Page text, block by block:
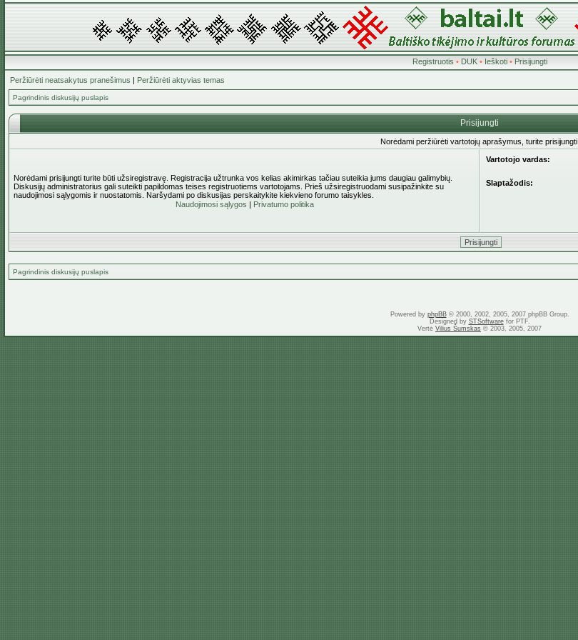
Registruotis • DUK• Ieškoti• Prisijungti
Peržiūrėti neatsakytus pranešimus | Peržiūrėti aktyvias temas
Pagrindinis diskusijų puslapis
Prisijungti
Norėdami peržiūrėti vartotojų aprašymus, turite prisijungti.
Norėdami prisijungti turite būti užsiregistravę. Registracija užtrunka vos kelias akimirkas tačiau suteikia jums daugiau galimybių.
Diskusijų administratorius gali suteikti papildomas teises registruotiems vartotojams. Prieš užsiregistruodami susipažinkite su
naudojimosi sąlygomis ir nuostatomis. Naršydami po diskusijas perskaitykite kiekvieno forumo taisykles.
Naudojimosi sąlygos | Privatumo politika
Vartotojo vardas:
Slaptažodis:
Pagrindinis diskusijų puslapis
Powered by phpBB© 2000, 2002, 2005, 2007 phpBB Group.
Designed by STSoftwarefor PTF.
Vertė Vilius Šumskas © 2003, 2005, 2007